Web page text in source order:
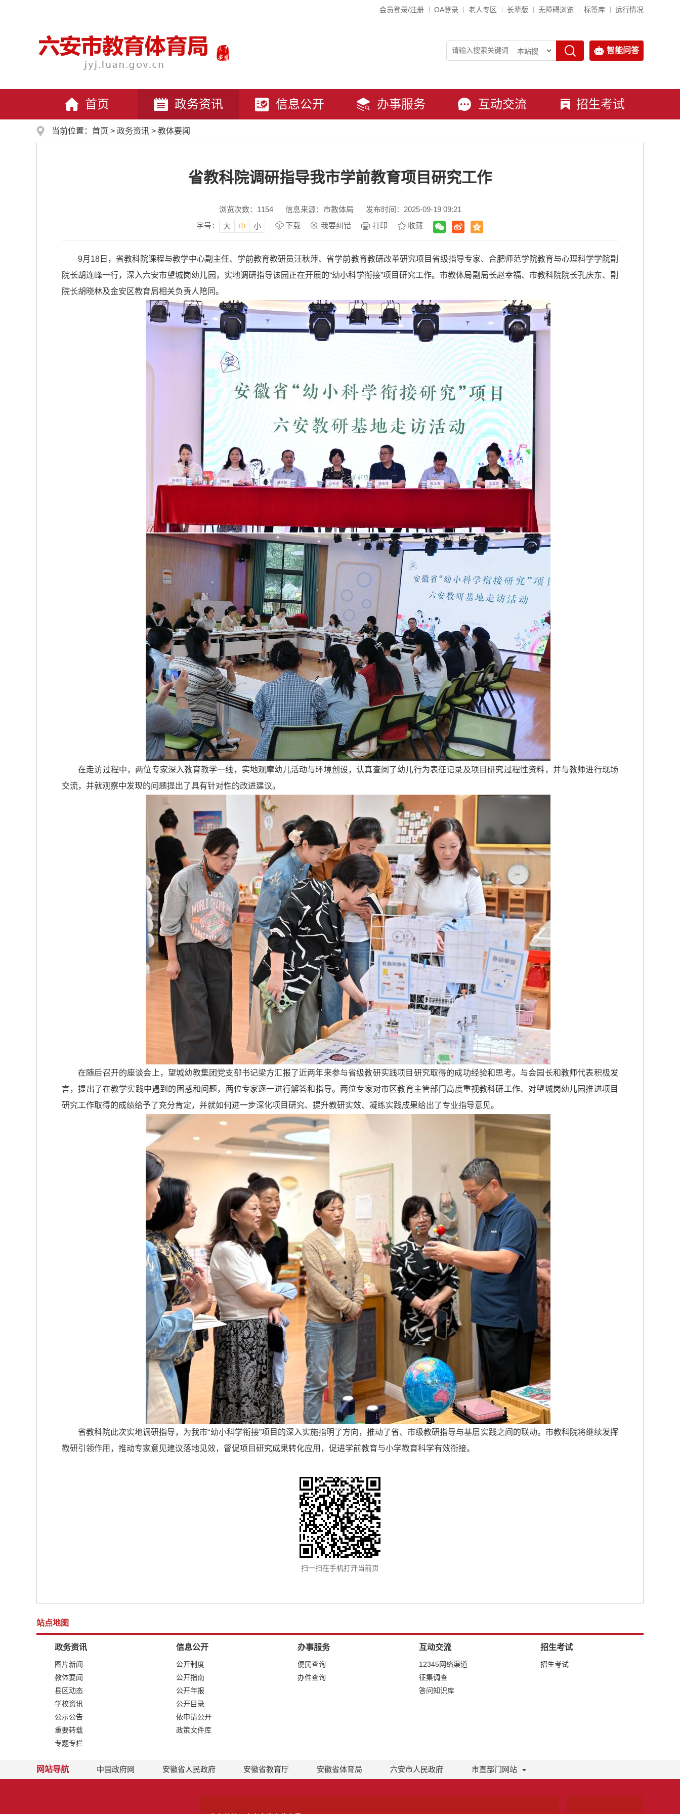
会员登录/注册 OA登录 老人专区 长辈版 无障碍浏览 标签库 运行情况
智能问答
首页 政务资讯 信息公开 办事服务 互动交流 招生考试
当前位置： 首页 > 政务资讯 > 教体要闻
省教科院调研指导我市学前教育项目研究工作
浏览次数： 1154 信息来源：市教体局
发布时间：2025-09-19 09:21
字号：
大 中 小 下载 我要纠错 打印 收藏
9月18日，省教科院课程与教学中心副主任、学前教育教研员汪秋萍、省学前教育教研改革研究项目省级指导专家、合肥师范学院教育与心理科学学院副
院长胡连峰一行，深入六安市望城岗幼儿园，实地调研指导该园正在开展的“幼小科学衔接”项目研究工作。市教体局副局长赵幸福、市教科院院长孔庆东、副
院长胡晓林及金安区教育局相关负责人陪同。
在走访过程中，两位专家深入教育教学一线，实地观摩幼儿活动与环境创设，认真查阅了幼儿行为表征记录及项目研究过程性资料，并与教师进行现场
交流，并就观察中发现的问题提出了具有针对性的改进建议。
在随后召开的座谈会上，望城幼教集团党支部书记梁方汇报了近两年来参与省级教研实践项目研究取得的成功经验和思考。与会园长和教师代表积极发
言，提出了在教学实践中遇到的困惑和问题，两位专家逐一进行解答和指导。两位专家对市区教育主管部门高度重视教科研工作、对望城岗幼儿园推进项目
研究工作取得的成绩给予了充分肯定，并就如何进一步深化项目研究、提升教研实效、凝练实践成果给出了专业指导意见。
省教科院此次实地调研指导，为我市“幼小科学衔接”项目的深入实施指明了方向，推动了省、市级教研指导与基层实践之间的联动。市教科院将继续发挥
教研引领作用，推动专家意见建议落地见效，督促项目研究成果转化应用，促进学前教育与小学教育科学有效衔接。
扫一扫在手机打开当前页
站点地图
政务资讯
图片新闻
教体要闻
县区动态
学校资讯
公示公告
重要转载
专题专栏
信息公开
公开制度
公开指南
公开年报
公开目录
依申请公开
政策文件库
办事服务
便民查询
办件查询
互动交流
12345网络渠道
征集调查
答问知识库
招生考试
招生考试
网站导航 中国政府网 安徽省人民政府 安徽省教育厅 安徽省体育局 六安市人民政府 市直部门网站